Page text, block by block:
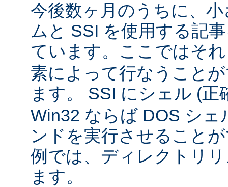
今後数ヶ月のうちに、
ムと SSI を使用する記
ています。ここではそ
素によって行なうこと
ます。 SSI にシェル (
Win32 ならば DOS シェ
ンドを実行させること
例では、ディレクトリ
ます。